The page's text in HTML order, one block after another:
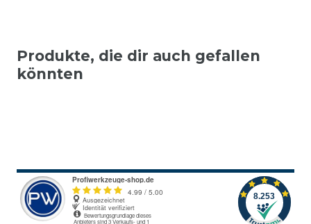
Produkte, die dir auch gefallen
könnten